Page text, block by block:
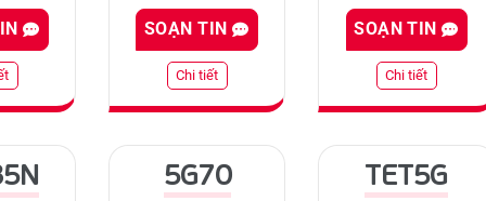
SOẠN TIN
Chi tiết
SOẠN TIN
Chi tiết
5G70 TET5G